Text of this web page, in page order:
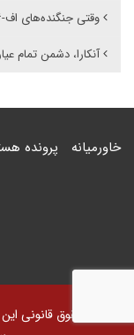
وقتی جنگنده‌های اف-۱۶ ایران به اسرائیل رسید
آنکارا، دشمن تمام
خاورمیانه پرونده
© کلیه حقوق قانونی